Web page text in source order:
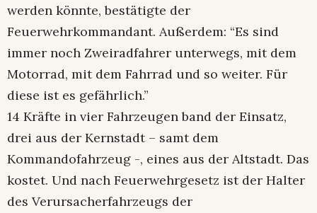
werden könnte, bestätigte der
Feuerwehrkommandant. Außerdem: “Es sind
immer noch Zweiradfahrer unterwegs, mit dem
Motorrad, mit dem Fahrrad und so weiter. Für
diese ist es gefährlich.”
14 Kräfte in vier Fahrzeugen band der Einsatz,
drei aus der Kernstadt – samt dem
Kommandofahrzeug -, eines aus der Altstadt. Das
kostet. Und nach Feuerwehrgesetz ist der Halter
des Verursacherfahrzeugs der